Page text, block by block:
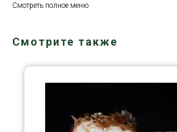
Смотреть полное меню
Смотрите также